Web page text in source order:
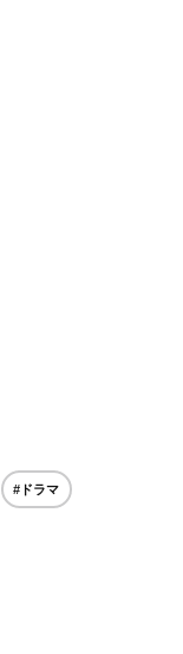
#ドラマ